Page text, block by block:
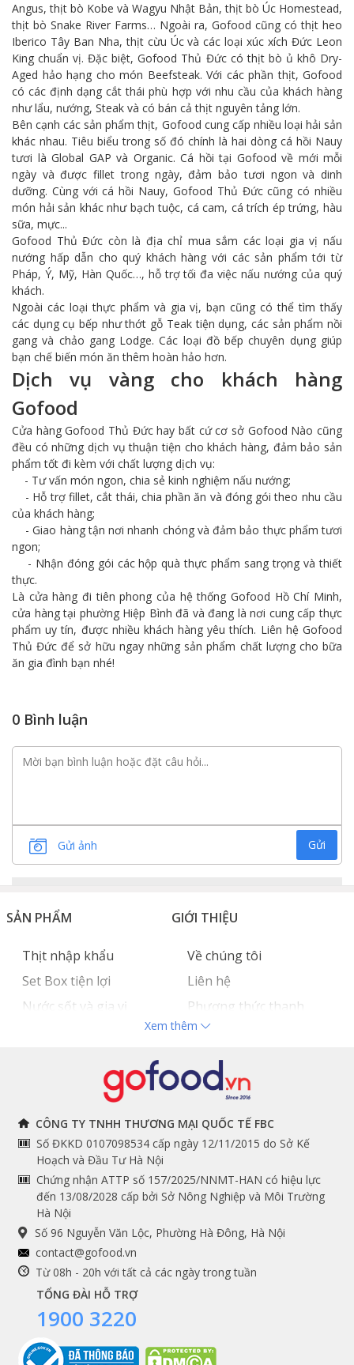
Angus, thịt bò Kobe và Wagyu Nhật Bản, thịt bò Úc Homestead,
thịt bò Snake River Farms… Ngoài ra, Gofood cũng có thịt heo
Iberico Tây Ban Nha, thịt cừu Úc và các loại xúc xích Đức Leon
King chuẩn vị. Đặc biệt, Gofood Thủ Đức có thịt bò ủ khô Dry-
Aged hảo hạng cho món Beefsteak. Với các phần thịt, Gofood
có các định dạng cắt thái phù hợp với nhu cầu của khách hàng
như lẩu, nướng, Steak và có bán cả thịt nguyên tảng lớn.
Bên cạnh các sản phẩm thịt, Gofood cung cấp nhiều loại hải sản
khác nhau. Tiêu biểu trong số đó chính là hai dòng cá hồi Nauy
tươi là Global GAP và Organic. Cá hồi tại Gofood về mới mỗi
ngày và được fillet trong ngày, đảm bảo tươi ngon và dinh
dưỡng. Cùng với cá hồi Nauy, Gofood Thủ Đức cũng có nhiều
món hải sản khác như bạch tuộc, cá cam, cá trích ép trứng, hàu
sữa, mực...
Gofood Thủ Đức còn là địa chỉ mua sắm các loại gia vị nấu
nướng hấp dẫn cho quý khách hàng với các sản phẩm tới từ
Pháp, Ý, Mỹ, Hàn Quốc…, hỗ trợ tối đa việc nấu nướng của quý
khách.
Ngoài các loại thực phẩm và gia vị, bạn cũng có thể tìm thấy
các dụng cụ bếp như thớt gỗ Teak tiện dụng, các sản phẩm nồi
gang và chảo gang Lodge. Các loại đồ bếp chuyên dụng giúp
bạn chế biến món ăn thêm hoàn hảo hơn.
Dịch vụ vàng cho khách hàng
Gofood
Cửa hàng Gofood Thủ Đức hay bất cứ cơ sở Gofood Nào cũng
đều có những dịch vụ thuận tiện cho khách hàng, đảm bảo sản
phẩm tốt đi kèm với chất lượng dịch vụ:
- Tư vấn món ngon, chia sẻ kinh nghiệm nấu nướng;
- Hỗ trợ fillet, cắt thái, chia phần ăn và đóng gói theo nhu cầu
của khách hàng;
- Giao hàng tận nơi nhanh chóng và đảm bảo thực phẩm tươi
ngon;
- Nhận đóng gói các hộp quà thực phẩm sang trọng và thiết
thực.
Là cửa hàng đi tiên phong của hệ thống Gofood Hồ Chí Minh,
cửa hàng tại phường Hiệp Bình đã và đang là nơi cung cấp thực
phẩm uy tín, được nhiều khách hàng yêu thích. Liên hệ Gofood
Thủ Đức để sở hữu ngay những sản phẩm chất lượng cho bữa
ăn gia đình bạn nhé!
0 Bình luận
Gửi ảnh Gửi
SẢN PHẨM
Thịt nhập khẩu
Set Box tiện lợi
Nước sốt và gia vị
GIỚI THIỆU
Về chúng tôi
Liên hệ
Phương thức thanh
toán
Tuyển dụng
THÔNG TIN
Chính sách và quy định
chung
Hướng dẫn đặt hàng
Cam kết chất lượng
THEO DÕI NGAY
Facebook
Instagram
Youtube
Tiktok
Shopee
DỊCH VỤ
Xem thêm
CÔNG TY TNHH THƯƠNG MẠI QUỐC TẾ FBC
Số ĐKKD 0107098534 cấp ngày 12/11/2015 do Sở Kế
Hoạch và Đầu Tư Hà Nội
Chứng nhận ATTP số 157/2025/NNMT-HAN có hiệu lực
đến 13/08/2028 cấp bởi Sở Nông Nghiệp và Môi Trường
Hà Nội
Số 96 Nguyễn Văn Lộc, Phường Hà Đông, Hà Nội
contact@gofood.vn
Từ 08h - 20h với tất cả các ngày trong tuần
TỔNG ĐÀI HỖ TRỢ
1900 3220